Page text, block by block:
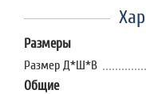
Размеры
Размер Д*Ш*В
Общие